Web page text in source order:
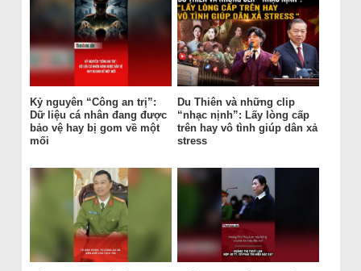
Kỷ nguyên “Công an trị”:
Dữ liệu cá nhân đang được
bảo vệ hay bị gom về một
mối
Du Thiên và những clip
“nhạc nịnh”: Lấy lòng cấp
trên hay vô tình giúp dân xả
stress